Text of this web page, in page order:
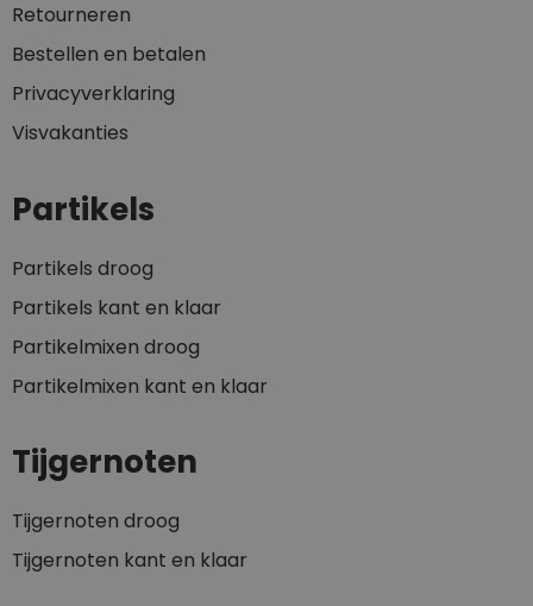
Retourneren
Bestellen en betalen
Privacyverklaring
Visvakanties
Partikels
Partikels droog
Partikels kant en klaar
Partikelmixen droog
Partikelmixen kant en klaar
Tijgernoten
Tijgernoten droog
Tijgernoten kant en klaar